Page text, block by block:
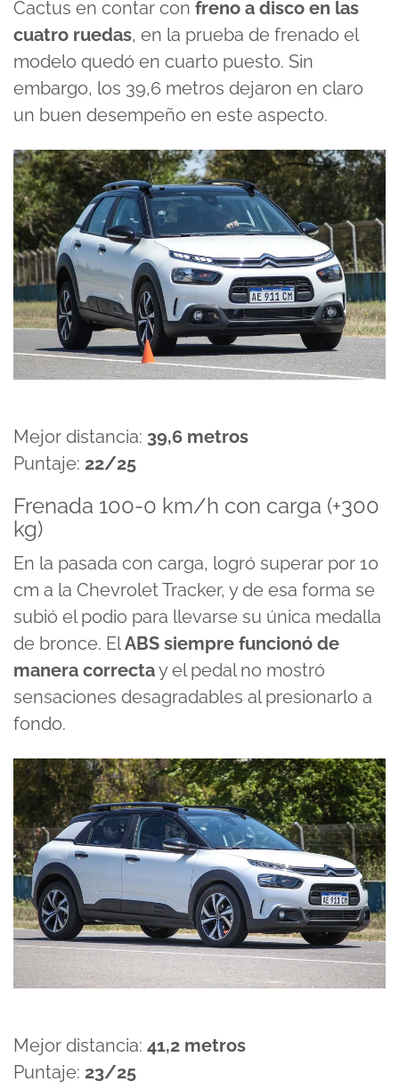
Cactus en contar con freno a disco en las
cuatro ruedas, en la prueba de frenado el
modelo quedó en cuarto puesto. Sin
embargo, los 39,6 metros dejaron en claro
un buen desempeño en este aspecto.
Mejor distancia: 39,6 metros
Puntaje: 22/25
Frenada 100-0 km/h con carga (+300
kg)
En la pasada con carga, logró superar por 10
cm a la Chevrolet Tracker, y de esa forma se
subió el podio para llevarse su única medalla
de bronce. ElABS siempre funcionó de
manera correctay el pedal no mostró
sensaciones desagradables al presionarlo a
fondo.
Mejor distancia: 41,2 metros
Puntaje: 23/25